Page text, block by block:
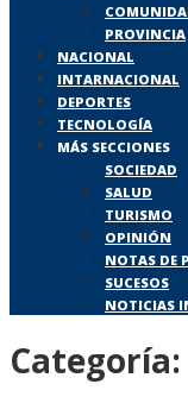
PROVINCIA
NACIONAL
INTARNACIONAL
DEPORTES
TECNOLOGÍA
MÁS SECCIONES
SOCIEDAD
SALUD
TURISMO
OPINIÓN
NOTAS DE
SUCESOS
NOTICIAS
Categoría: